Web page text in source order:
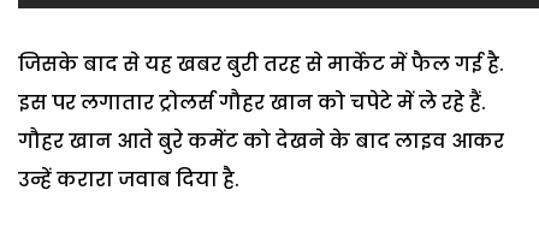
जिसके बाद से यह खबर बुरी तरह से मार्केट में फैल गई है.
इस पर लगातार ट्रोलर्स गौहर खान को चपेटे में ले रहे हैं.
गौहर खान आते बुरे कमेंट को देखने के बाद लाइव आकर
उन्हें करारा जवाब दिया है.